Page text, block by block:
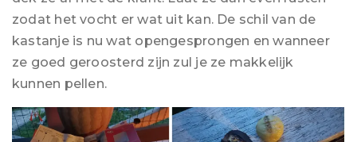
zodat het vocht er wat uit kan. De schil van de
kastanje is nu wat opengesprongen en wanneer
ze goed geroosterd zijn zul je ze makkelijk
kunnen pellen.